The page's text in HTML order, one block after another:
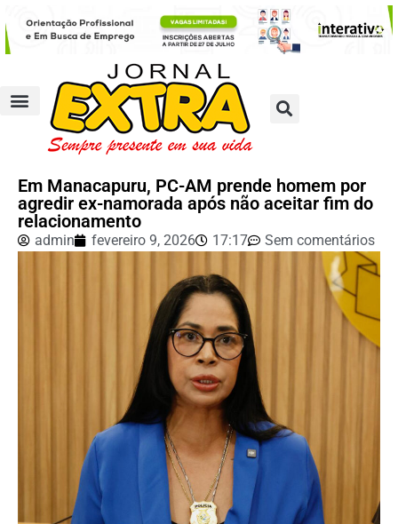
Em Manacapuru, PC-AM prende homem por
agredir ex-namorada após não aceitar fim do
relacionamento
admin fevereiro 9, 2026 17:17 Sem comentários